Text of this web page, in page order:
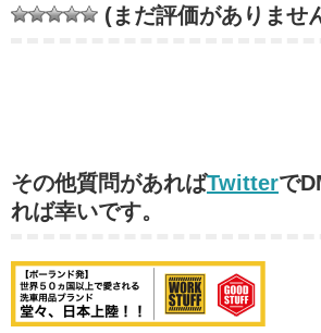
(まだ評価がありませ
その他質問があればTwitterで
れば幸いです。